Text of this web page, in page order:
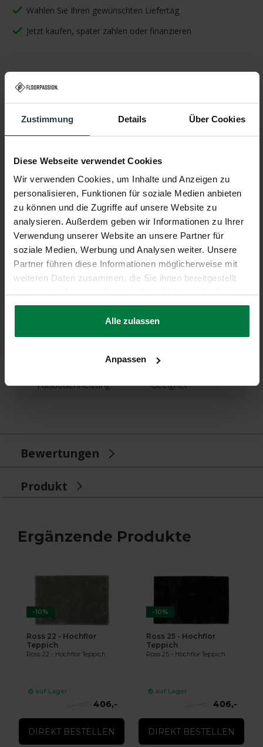
Zustimmung Details Über Cookies
Diese Webseite verwendet Cookies
Wir verwenden Cookies, um Inhalte und Anzeigen zu
personalisieren, Funktionen für soziale Medien anbieten
zu können und die Zugriffe auf unsere Website zu
analysieren. Außerdem geben wir Informationen zu Ihrer
Verwendung unserer Website an unsere Partner für
soziale Medien, Werbung und Analysen weiter. Unsere
Partner führen diese Informationen möglicherweise mit
weiteren Daten zusammen, die Sie ihnen bereitgestellt
gesammelt haben.
Alle zulassen
Anpassen
Wählen Sie Ihren gewünschten Liefertag
Jetzt kaufen, später zahlen oder finanzieren
Eigenschaften
Bewertungen
Produkt
Eigenschaften
Farbe: Anthrazit/Grau Mix 26
Form: Rechteckig
Material: 100% Polyester
Florhöhe: Ca. 5 Zentimeter
Produktionstechnik: Tufting Maschinell
2 Jahre
Fußbodenheizung: Geeignet
Ergänzende Produkte
-10%
Ross 22 - Hochflor
Teppich
Ross 22 - Hochflor Teppich
auf Lager
406,-
DIREKT BESTELLEN
-10%
Ross 25 - Hochflor
Teppich
Ross 25 - Hochflor Teppich
auf Lager
406,-
DIREKT BESTELLEN